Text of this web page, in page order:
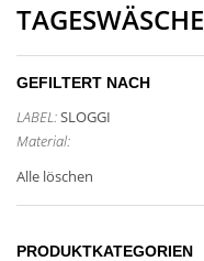
TAGESWÄSCHE
GEFILTERT NACH
LABEL:SLOGGI
Material:
Alle löschen
PRODUKTKATEGORIEN